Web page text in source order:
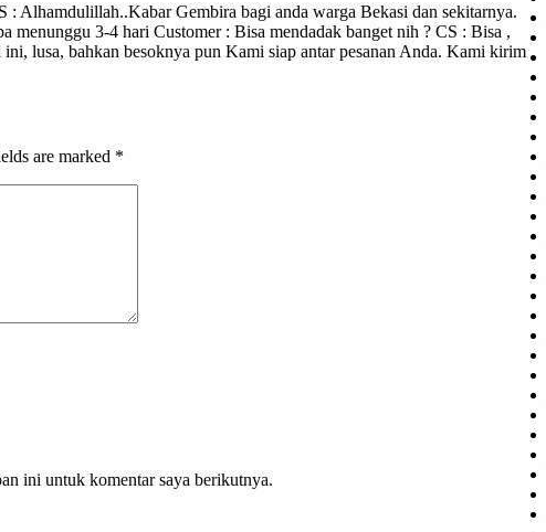
Gembira bagi anda warga Bekasi dan sekitarnya.
menunggu 3-4 hari Customer : Bisa mendadak banget nih ? CS : Bisa ,
lusa, bahkan besoknya pun Kami siap antar pesanan Anda. Kami kirim
are marked *
ini untuk komentar saya berikutnya.